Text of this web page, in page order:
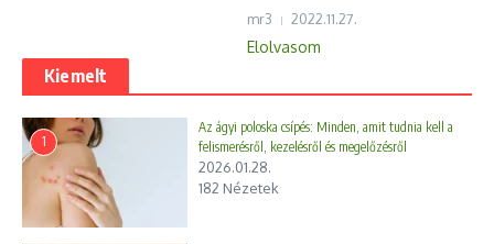
mr3 2022.11.27.
Elolvasom
Kiemelt
1
Az ágyi poloska csípés: Minden, amit tudnia kell a
felismerésről, kezelésről és megelőzésről
2026.01.28.
182 Nézetek